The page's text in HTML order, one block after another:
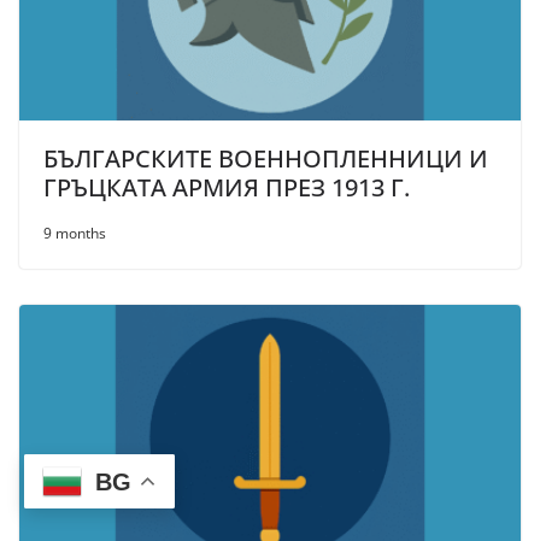
БЪЛГАРСКИТЕ ВОЕННОПЛЕННИЦИ И
ГРЪЦКАТА АРМИЯ ПРЕЗ 1913 Г.
9 months
BG